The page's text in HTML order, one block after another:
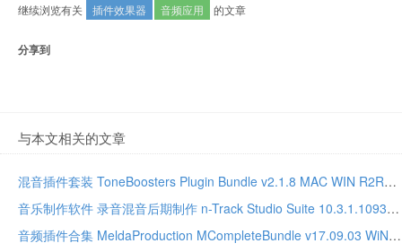
继续浏览有关 插件效果器 音频应用 的文章
分享到
与本文相关的文章
混音插件套装 ToneBoosters Plugin Bundle v2.1.8 MAC WIN R2R版本
音乐制作软件 录音混音后期制作 n-Track Studio Suite 10.3.1.10935 WIN MAC
音频插件合集 MeldaProduction MCompleteBundle v17.09.03 WiN MAC